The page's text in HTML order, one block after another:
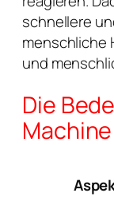
schnellere
menschliche
und
Die